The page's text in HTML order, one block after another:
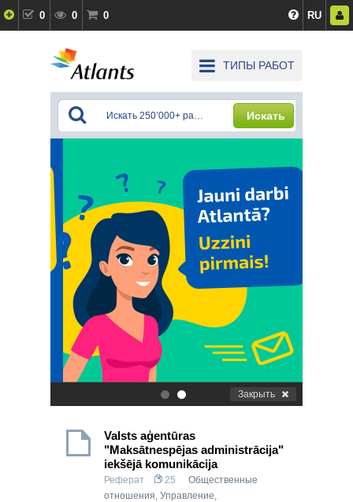
0 0 0 RU
ТИПЫ РАБОТ
Искать
. Закрыть
Valsts aģentūras
"Maksātnespējas administrācija"
iekšējā komunikācija
Реферат 25
Общественные
отношения, Управление,